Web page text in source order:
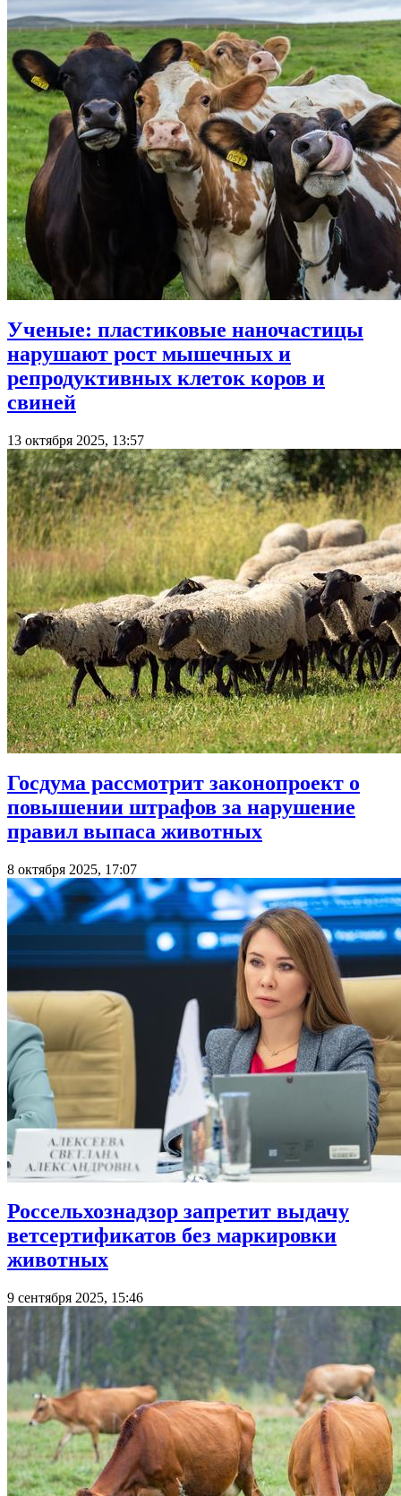
Ученые: пластиковые наночастицы
нарушают рост мышечных и
репродуктивных клеток коров и
свиней
13 октября 2025, 13:57
Госдума рассмотрит законопроект о
повышении штрафов за нарушение
правил выпаса животных
8 октября 2025, 17:07
Россельхознадзор запретит выдачу
ветсертификатов без маркировки
животных
9 сентября 2025, 15:46